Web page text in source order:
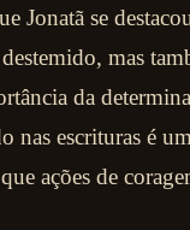
Jonatã se
mas
da
nas escrituras é
ações de